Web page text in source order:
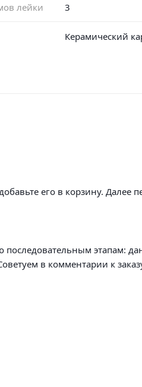
лейки 3
Керамический
его в корзину. Далее
этапам:
в комментарии к